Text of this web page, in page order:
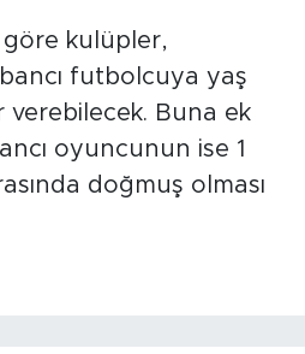
kulüpler,
futbolcuya yaş
verebilecek. Buna ek
oyuncunun ise 1
doğmuş olması